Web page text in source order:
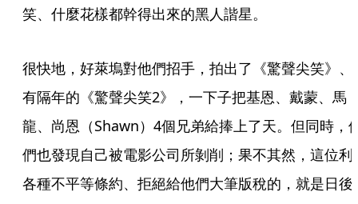
笑、什麼花樣都幹得出來的黑人諧星。
很快地，好萊塢對他們招手，拍出了《驚聲尖笑》、
有隔年的《驚聲尖笑2》，一下子把基恩、戴蒙、馬
龍、尚恩（Shawn）4個兄弟給捧上了天。但同時，
們也發現自己被電影公司所剝削；果不其然，這位利
各種不平等條約、拒絕給他們大筆版稅的，就是日後